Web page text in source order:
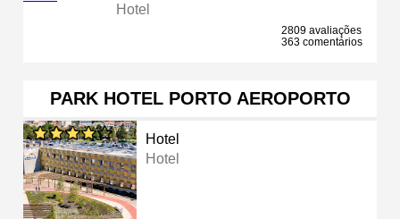
Hotel
2809 avaliações
363 comentários
PARK HOTEL PORTO AEROPORTO
Hotel
Hotel